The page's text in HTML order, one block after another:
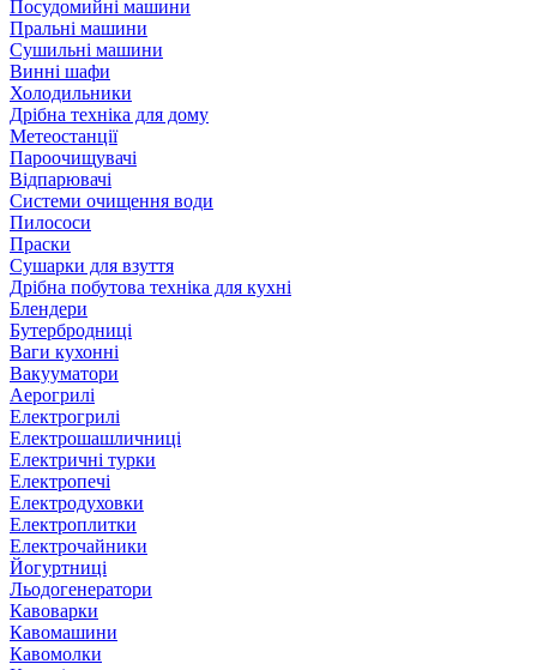
Посудомийні машини
Пральні машини
Сушильні машини
Винні шафи
Холодильники
Дрібна техніка для дому
Метеостанції
Пароочищувачі
Відпарювачі
Системи очищення води
Пилососи
Праски
Сушарки для взуття
Дрібна побутова техніка для кухні
Блендери
Бутербродниці
Ваги кухонні
Вакууматори
Аерогрилі
Електрогрилі
Електрошашличниці
Електричні турки
Електропечі
Електродуховки
Електроплитки
Електрочайники
Йогуртниці
Льодогенератори
Кавоварки
Кавомашини
Кавомолки